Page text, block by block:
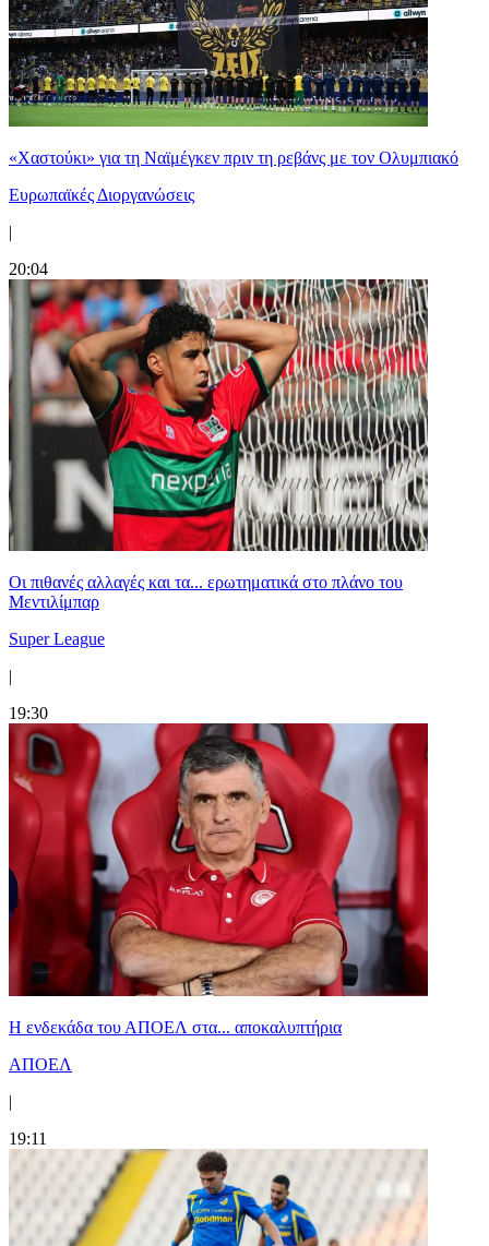
«Χαστούκι» για τη Ναϊμέγκεν πριν τη ρεβάνς με τον Ολυμπιακό
Ευρωπαϊκές Διοργανώσεις
|
20:04
Οι πιθανές αλλαγές και τα... ερωτηματικά στο πλάνο του
Μεντιλίμπαρ
Super League
|
19:30
Η ενδεκάδα του ΑΠΟΕΛ στα... αποκαλυπτήρια
ΑΠΟΕΛ
|
19:11